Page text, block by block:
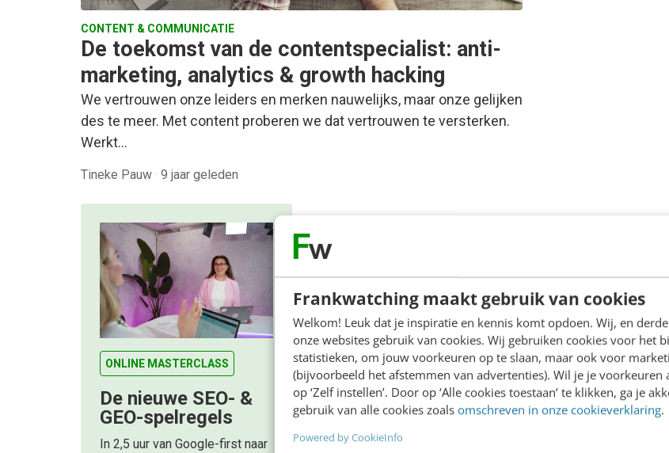
Frankwatching maakt gebruik van cookies
Welkom! Leuk dat je inspiratie en kennis komt opdoen. Wij, en
onze websites gebruik van cookies. Wij gebruiken cookies voor het
statistieken, om jouw voorkeuren op te slaan, maar ook voor
(bijvoorbeeld het afstemmen van advertenties). Wil je je voorkeuren
op ‘Zelf instellen’. Door op ‘Alle cookies toestaan’ te klikken, ga je
gebruik van alle cookies zoals omschreven in onze cookieverklaring.
Powered by CookieInfo
CONTENT & COMMUNICATIE
De toekomst van de contentspecialist: anti-
marketing, analytics & growth hacking
We vertrouwen onze leiders en merken nauwelijks, maar onze gelijken
des te meer. Met content proberen we dat vertrouwen te versterken.
Werkt…
Tineke Pauw · 9 jaar geleden
ONLINE MASTERCLASS
De nieuwe SEO- &
GEO-spelregels
In 2,5 uur van Google-first naar